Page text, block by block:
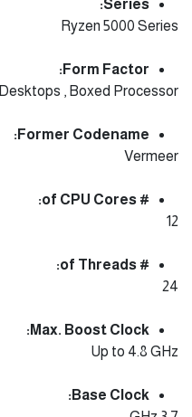
Series:
Ryzen 5000 Series
Form Factor:
Desktops , Boxed Processor
Former Codename:
Vermeer
# of CPU Cores:
12
# of Threads:
24
Max. Boost Clock:
Up to 4.8 GHz
Base Clock: